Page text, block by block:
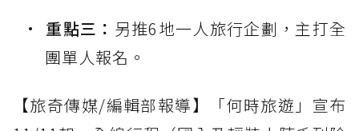
重點三： 另推6地一人旅行企劃，主打全
團單人報名。
【旅奇傳媒/編輯部報導】「何時旅遊」宣布